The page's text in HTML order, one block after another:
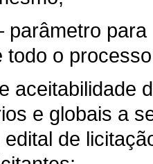
parâmetro
todo o
aceitabilidade
e globais a
de